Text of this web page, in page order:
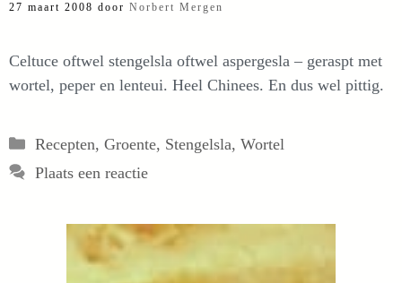
27 maart 2008 door Norbert Mergen
Celtuce oftwel stengelsla oftwel aspergesla – geraspt met
wortel, peper en lenteui. Heel Chinees. En dus wel pittig.
Categorieën
Recepten, Groente, Stengelsla, Wortel
Plaats een reactie